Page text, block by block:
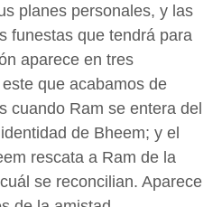
planes personales, y las
funestas que tendrá para
aparece en tres
que acabamos de
cuando Ram se entera del
de Bheem; y el
rescata a Ram de la
se reconcilian. Aparece